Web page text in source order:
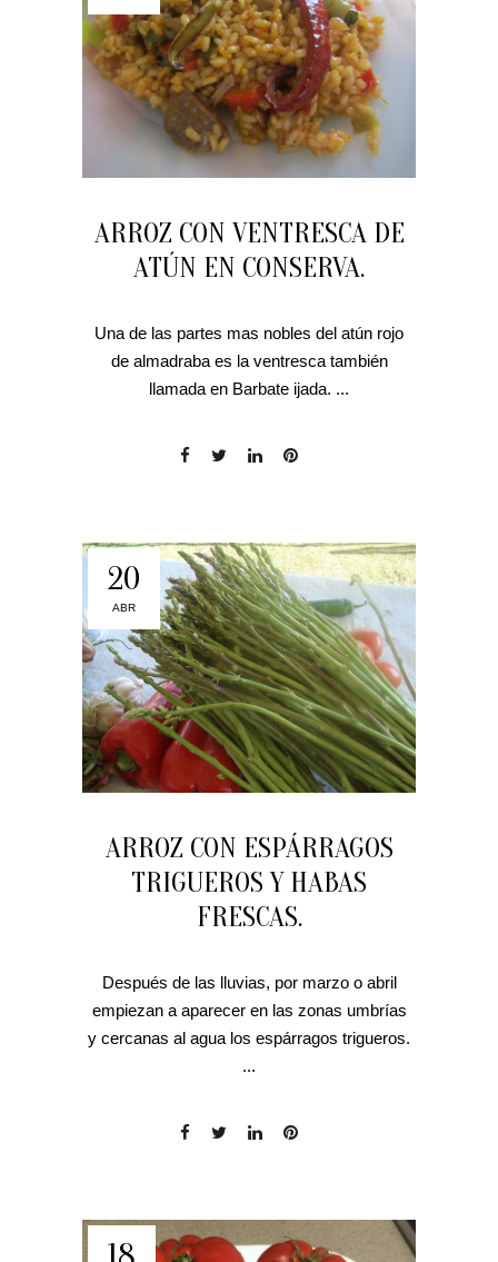
ARROZ CON VENTRESCA DE
ATÚN EN CONSERVA.
Una de las partes mas nobles del atún rojo
de almadraba es la ventresca también
llamada en Barbate ijada. ...
20
ABR
ARROZ CON ESPÁRRAGOS
TRIGUEROS Y HABAS
FRESCAS.
Después de las lluvias, por marzo o abril
empiezan a aparecer en las zonas umbrías
y cercanas al agua los espárragos trigueros.
...